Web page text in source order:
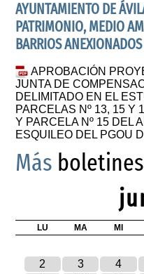
AYUNTAMIENTO DE
PATRIMONIO, MEDIO
BARRIOS ANEXIONADOS
APROBACIÓN
JUNTA DE
DELIMITADO EN EL
PARCELAS Nº 13, 15 Y
Y PARCELA Nº 15 DEL
ESQUILEO DEL PGOU
Más boletines
LU MA MI
2
3 4